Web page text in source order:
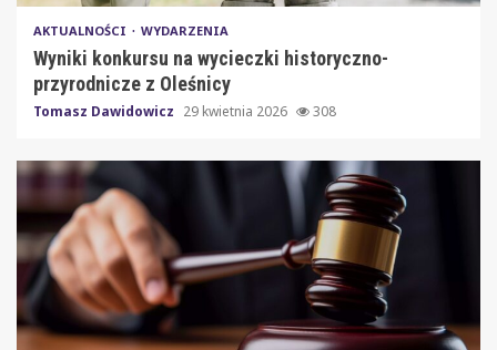
AKTUALNOŚCI WYDARZENIA
Wyniki konkursu na wycieczki historyczno-
przyrodnicze z Oleśnicy
Tomasz Dawidowicz 29 kwietnia 2026 308